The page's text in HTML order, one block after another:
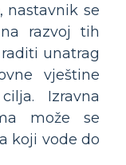
nastavnik se
razvoj tih
unatrag
vještine
Izravna
može se
koji vode do